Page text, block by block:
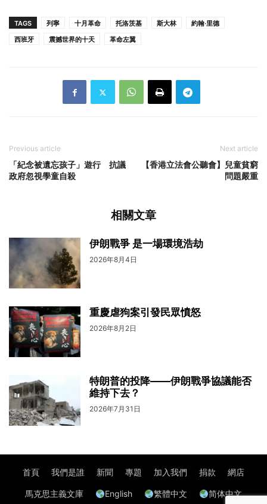
TAGS 列寧 十月革命 托洛茨基 斯大林
約翰·里德
西班牙
震撼世界的十天 革命左翼
Previous article
「紀念被遺忘孩子」遊行 抗議
政府忽視學童自殺
Next article
【香港立法會公聽會】兒童貧窮
問題嚴重
相關文章
伊朗戰爭 是一場環境浩劫
2026年8月4日
重慶虐狗案引發民眾憤怒
2026年8月2日
特朗普的投降——伊朗戰爭協議能否
維持下去？
2026年7月31日
首頁 我們是誰 新聞 專題 加入我們 捐款 網店
馬克思主義文庫 English 繁體中文 简体中文